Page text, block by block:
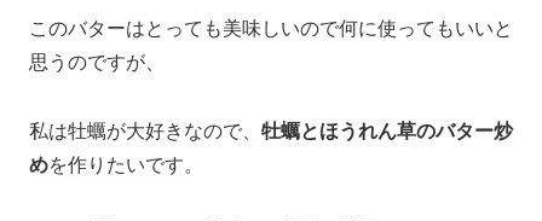
このバターはとっても美味しいので何に使ってもいいと
思うのですが、
私は牡蠣が大好きなので、 牡蠣とほうれん草のバター炒
めを作りたいです。